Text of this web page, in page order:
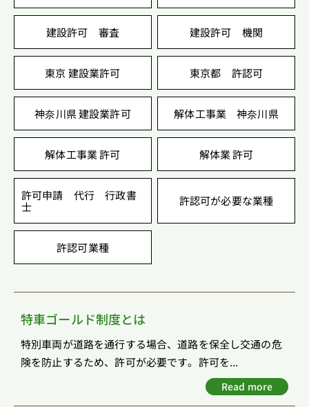
建設許可 審査 建設許可 機関
東京 建設業許可 東京都 許認可
神奈川県 建設業許可 解体工事業 神奈川県
解体工事業 許可 解体業 許可
許可申請 代行 行政書
士
許認可が必要な業種
許認可業種
特車ゴールド制度とは
特別車両が道路を通行する場合、道路を保全し交通の危
険を防止するため、許可が必要です。許可を...
Read more